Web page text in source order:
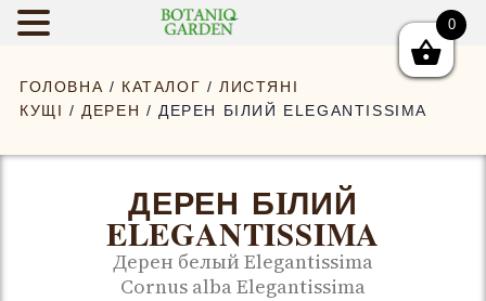
ГОЛОВНА / КАТАЛОГ /ЛИСТЯНІ
КУЩІ / ДЕРЕН / ДЕРЕН БIЛИЙ ELEGANTISSIMA
ДЕРЕН БIЛИЙ
ELEGANTISSIMA
Дерен белый Elegantissima
Cornus alba Elegantissima
0